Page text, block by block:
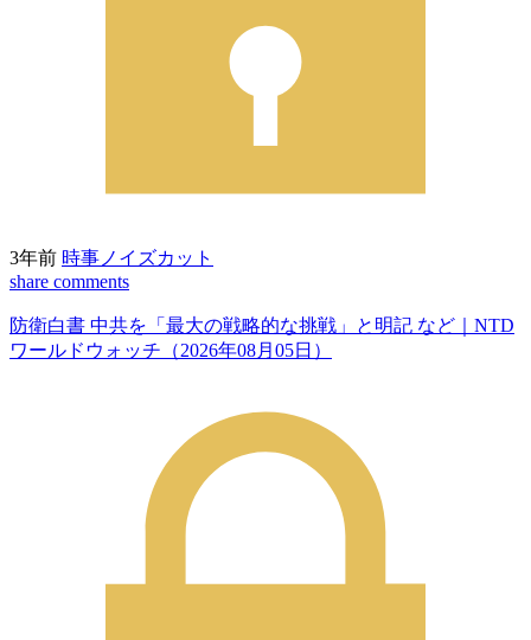
3年前 時事ノイズカット
share comments
防衛白書 中共を「最大の戦略的な挑戦」と明記 など｜NTD
ワールドウォッチ（2026年08月05日）